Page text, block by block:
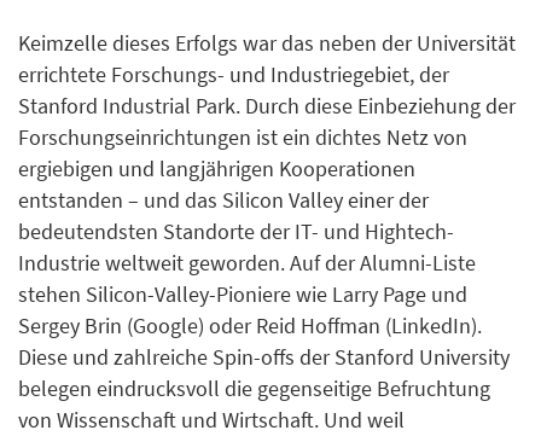
Keimzelle dieses Erfolgs war das neben der Universität
errichtete Forschungs- und Industriegebiet, der
Stanford Industrial Park. Durch diese Einbeziehung der
Forschungseinrichtungen ist ein dichtes Netz von
ergiebigen und langjährigen Kooperationen
entstanden – und das Silicon Valley einer der
bedeutendsten Standorte der IT- und Hightech-
Industrie weltweit geworden. Auf der Alumni-Liste
stehen Silicon-Valley-Pioniere wie Larry Page und
Sergey Brin (Google) oder Reid Hoffman (LinkedIn).
Diese und zahlreiche Spin-offs der Stanford University
belegen eindrucksvoll die gegenseitige Befruchtung
von Wissenschaft und Wirtschaft. Und weil